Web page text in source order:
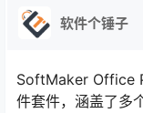
软件个锤子
SoftMaker Office
件套件，涵盖了多